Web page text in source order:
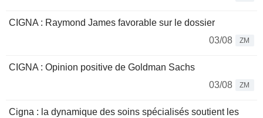
CIGNA : Raymond James favorable sur le dossier
03/08
ZM
CIGNA : Opinion positive de Goldman Sachs
03/08
ZM
Cigna : la dynamique des soins spécialisés soutient les